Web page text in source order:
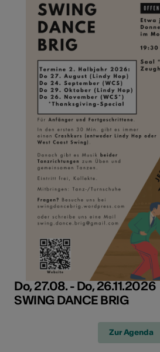
Do, 27.08. - Do, 26.11.2026
SWING DANCE BRIG
Zur Agenda